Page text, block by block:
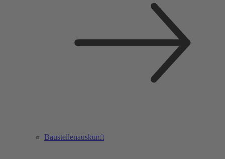
Baustellenauskunft